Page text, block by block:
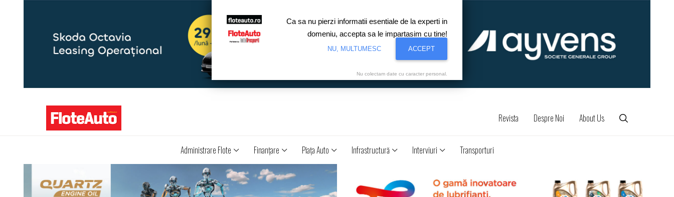
Revista Despre Noi About Us
Administrare Flote Finanţare Piaţa Auto Infrastructură Interviuri Transporturi
Ca sa nu pierzi informatii esentiale de la experti in
domeniu, accepta sa le impartasim cu tine!
NU, MULTUMESC ACCEPT
Nu colectam date cu caracter personal.